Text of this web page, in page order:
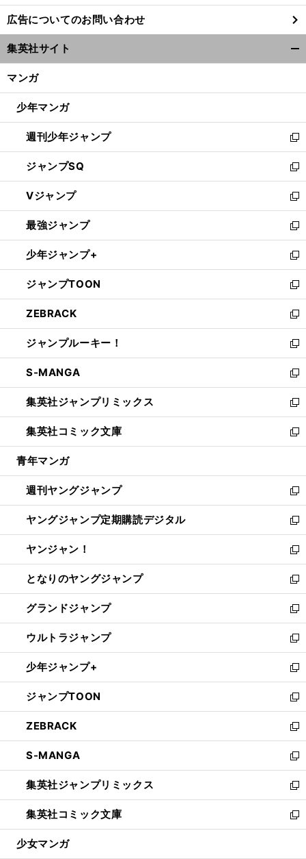
し
い
ウ
ィ
ン
ウ
開
く
広告についてのお問い合わせ
集英社サイト
マンガ
少年マンガ
週刊少年ジャンプ
新
し
い
ウ
ィ
ン
ド
ウ
で
開
く
ジャンプSQ
新
し
い
ウ
ィ
ン
ド
ウ
で
開
く
Vジャンプ
新
し
い
ウ
ィ
ン
ド
ウ
で
開
く
最強ジャンプ
新
し
い
ウ
ィ
ン
ド
ウ
で
開
く
少年ジャンプ+
新
し
い
ウ
ィ
ン
ド
ウ
で
開
く
ジャンプTOON
新
し
い
ウ
ィ
ン
ド
ウ
で
開
く
ZEBRACK
新
し
い
ウ
ィ
ン
ド
ウ
で
開
ジャンプルーキー！
新
し
い
ウ
ィ
ン
ド
ウ
開
く
S-MANGA
新
し
い
ウ
ィ
ン
ウ
で
開
く
集英社ジャンプリミックス
新
し
い
ウ
ン
ド
ウ
で
開
く
集英社コミック文庫
新
し
ウ
ィ
ン
ド
ウ
で
開
く
青年マンガ
週刊ヤングジャンプ
新
し
い
ウ
ィ
ン
ド
ウ
で
開
く
ヤングジャンプ定期購読デジタル
新
し
い
ウ
ィ
ン
ド
ウ
で
開
く
ヤンジャン！
新
し
い
ウ
ィ
ン
ド
ウ
で
開
く
となりのヤングジャンプ
新
し
い
ウ
ィ
ン
ド
ウ
で
開
く
グランドジャンプ
新
し
い
ウ
ィ
ン
ド
ウ
で
開
く
ウルトラジャンプ
新
し
い
ウ
ィ
ン
ド
ウ
で
開
く
少年ジャンプ+
新
し
い
ウ
ィ
ン
ド
ウ
で
開
く
ジャンプTOON
新
し
い
ウ
ィ
ン
ド
ウ
で
開
ZEBRACK
新
し
い
ウ
ィ
ン
ド
ウ
S-MANGA
新
し
い
ウ
ィ
ン
集英社ジャンプリミックス
新
し
い
ウ
集英社コミック文庫
新
し
少女マンガ